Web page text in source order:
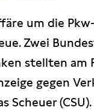
um die
Zwei
stellten am
gegen
Scheuer